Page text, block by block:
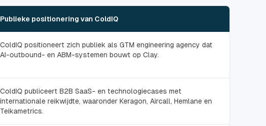
Publieke positionering van ColdIQ
ColdIQ positioneert zich publiek als GTM engineering agency dat
AI-outbound- en ABM-systemen bouwt op Clay.
ColdIQ publiceert B2B SaaS- en technologiecases met
internationale reikwijdte, waaronder Keragon, Aircall, Hemlane en
Teikametrics.